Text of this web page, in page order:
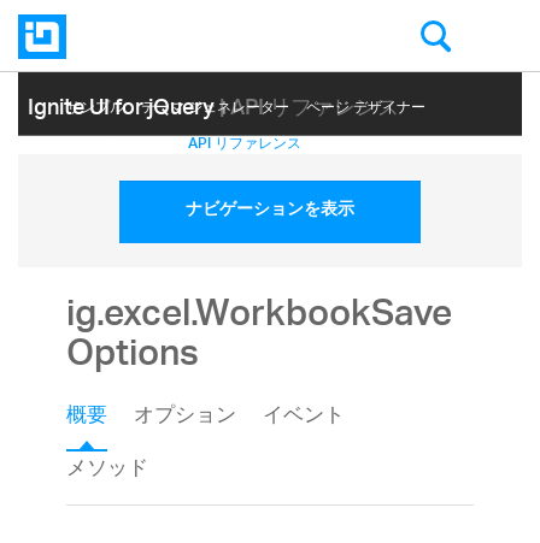
Ignite UI for jQuery| API リファレンス
サンプル テーマ ジェネレーター ページ デザイナー
ヘルプ トピック API リファレンス
ナビゲーションを表示
ig.excel.WorkbookSave
Options
概要 オプション
イベント
メソッド